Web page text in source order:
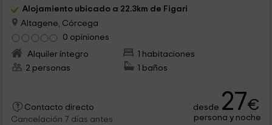
Alojamiento ubicado a 22.3km de Figari
Altagene, Córcega
0 opiniones
Alquiler íntegro
1 habitaciones
2 personas
1 baños
Contacto directo
Cancelación 7 días antes
desde 27€
persona y noche